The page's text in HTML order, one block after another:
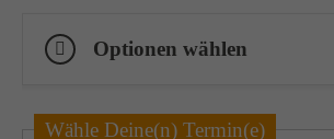
Optionen wählen
Wähle Deine(n) Termin(e)